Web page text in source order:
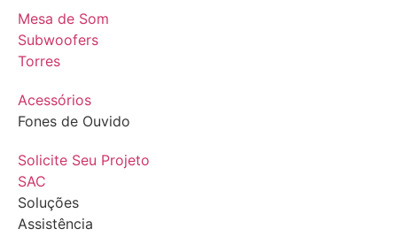
Mesa de Som
Subwoofers
Torres
Acessórios
Fones de Ouvido
Solicite Seu Projeto
SAC
Soluções
Assistência